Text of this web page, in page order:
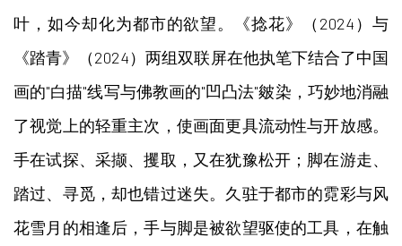
叶，如今却化为都市的欲望。《捻花》（2024）与
《踏青》（2024）两组双联屏在他执笔下结合了中国
画的"白描"线写与佛教画的"凹凸法"皴染，巧妙地消融
了视觉上的轻重主次，使画面更具流动性与开放感。
手在试探、采撷、攫取，又在犹豫松开；脚在游走、
踏过、寻觅，却也错过迷失。久驻于都市的霓彩与风
花雪月的相逢后，手与脚是被欲望驱使的工具，在触